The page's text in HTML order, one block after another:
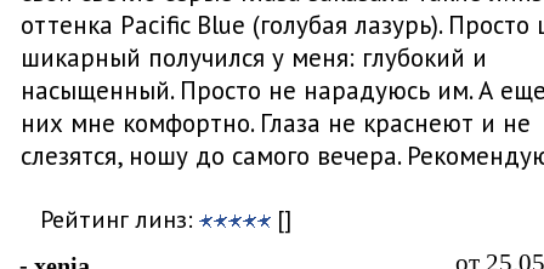
оттенка Рacific Blue (голубая лазурь). Просто
шикарный получился у меня: глубокий и
насыщенный. Просто не нарадуюсь им. А
них мне комфортно. Глаза не краснеют и не
слезятся, ношу до самого вечера.
Рейтинг линз: []
от